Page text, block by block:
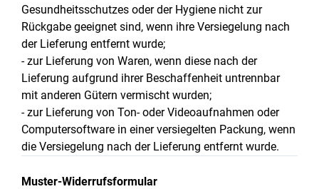
Gesundheitsschutzes oder der Hygiene nicht zur
Rückgabe geeignet sind, wenn ihre Versiegelung nach
der Lieferung entfernt wurde;
- zur Lieferung von Waren, wenn diese nach der
Lieferung aufgrund ihrer Beschaffenheit untrennbar
mit anderen Gütern vermischt wurden;
- zur Lieferung von Ton- oder Videoaufnahmen oder
Computersoftware in einer versiegelten Packung, wenn
die Versiegelung nach der Lieferung entfernt wurde.
Muster-Widerrufsformular